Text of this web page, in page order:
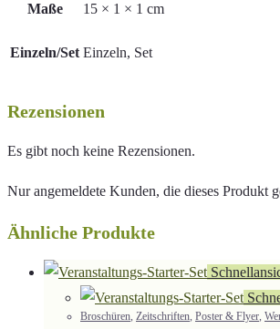
Maße
15 × 1 × 1 cm
Einzeln/Set Einzeln, Set
Rezensionen
Es gibt noch keine Rezensionen.
Nur angemeldete Kunden, die dieses Produkt
Ähnliche Produkte
Broschüren, Zeitschriften, Poster & Flyer,